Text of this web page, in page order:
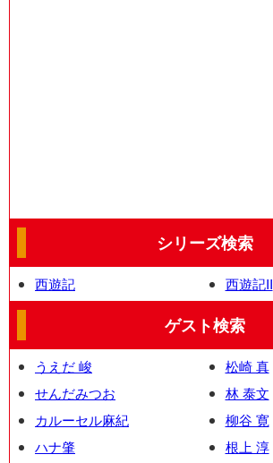
シリーズ検索
西遊記 西遊記II
ゲスト検索
うえだ 峻
せんだみつお
カルーセル麻紀
ハナ肇
松崎 真
林 泰文
柳谷 寛
根上 淳